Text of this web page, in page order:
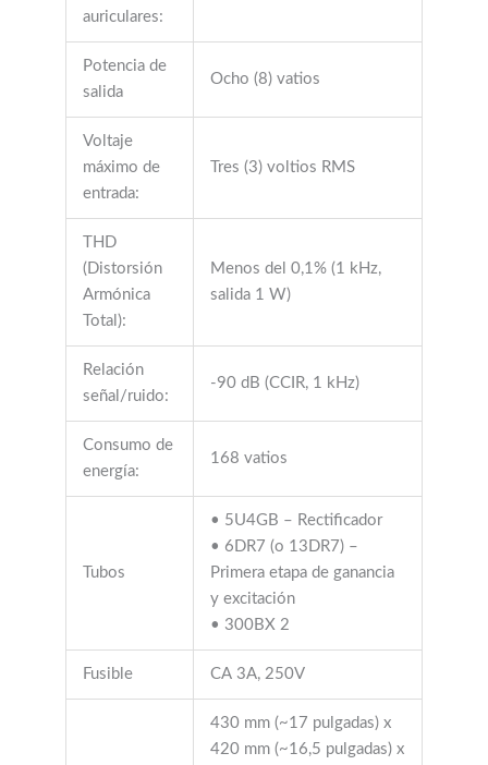
auriculares:
Potencia de
salida
Ocho (8) vatios
Voltaje
máximo de
entrada:
Tres (3) voltios RMS
THD
(Distorsión
Armónica
Total):
Menos del 0,1% (1 kHz,
salida 1 W)
Relación
señal/ruido:
-90 dB (CCIR, 1 kHz)
Consumo de
energía:
168 vatios
Tubos
• 5U4GB – Rectificador
• 6DR7 (o 13DR7) –
Primera etapa de ganancia
y excitación
• 300BX 2
Fusible CA 3A, 250V
430 mm (~17 pulgadas) x
420 mm (~16,5 pulgadas) x